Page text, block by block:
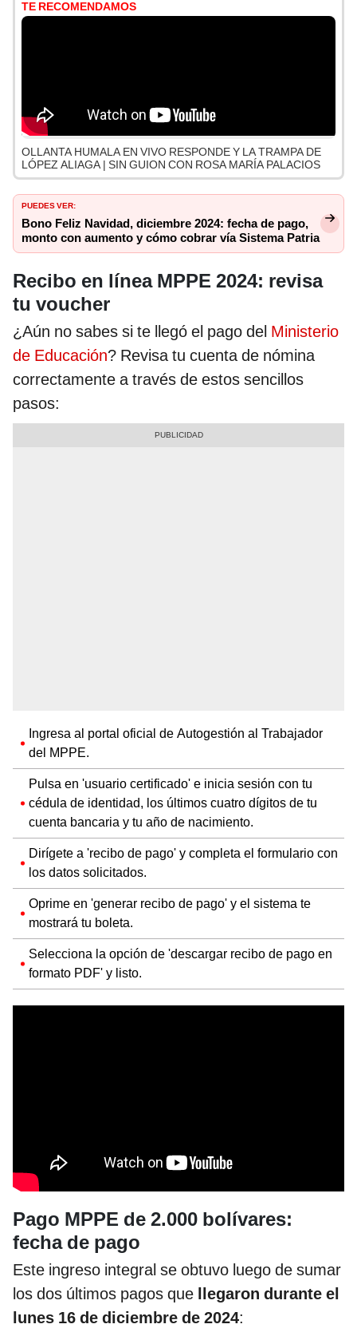
TE RECOMENDAMOS
OLLANTA HUMALA EN VIVO RESPONDE Y LA TRAMPA DE
LÓPEZ ALIAGA | SIN GUION CON ROSA MARÍA PALACIOS
PUEDES VER:
Bono Feliz Navidad, diciembre 2024: fecha de pago,
monto con aumento y cómo cobrar vía Sistema Patria
Recibo en línea MPPE 2024: revisa
tu voucher
¿Aún no sabes si te llegó el pago del Ministerio
de Educación? Revisa tu cuenta de nómina
correctamente a través de estos sencillos
pasos:
Ingresa al portal oficial de Autogestión al Trabajador
del MPPE.
Pulsa en 'usuario certificado' e inicia sesión con tu
cédula de identidad, los últimos cuatro dígitos de tu
cuenta bancaria y tu año de nacimiento.
Dirígete a 'recibo de pago' y completa el formulario con
los datos solicitados.
Oprime en 'generar recibo de pago' y el sistema te
mostrará tu boleta.
Selecciona la opción de 'descargar recibo de pago en
formato PDF' y listo.
Pago MPPE de 2.000 bolívares:
fecha de pago
Este ingreso integral se obtuvo luego de sumar
los dos últimos pagos que llegaron durante el
lunes 16 de diciembre de 2024: